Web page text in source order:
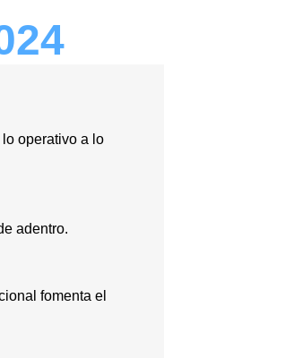
operativo a lo
adentro.
fomenta el